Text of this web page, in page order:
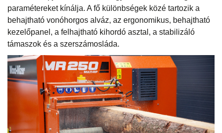
paramétereket kínálja. A fő különbségek közé tartozik a
behajtható vonóhorgos alváz, az ergonomikus, behajtható
kezelőpanel, a felhajtható kihordó asztal, a stabilizáló
támaszok és a szerszámosláda.